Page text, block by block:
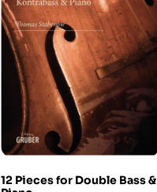
12 Pieces for Double Bass &